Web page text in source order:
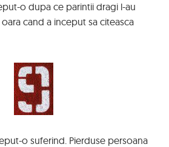
o dupa ce parintii dragi l-au
cand a inceput sa citeasca
o suferind. Pierduse persoana